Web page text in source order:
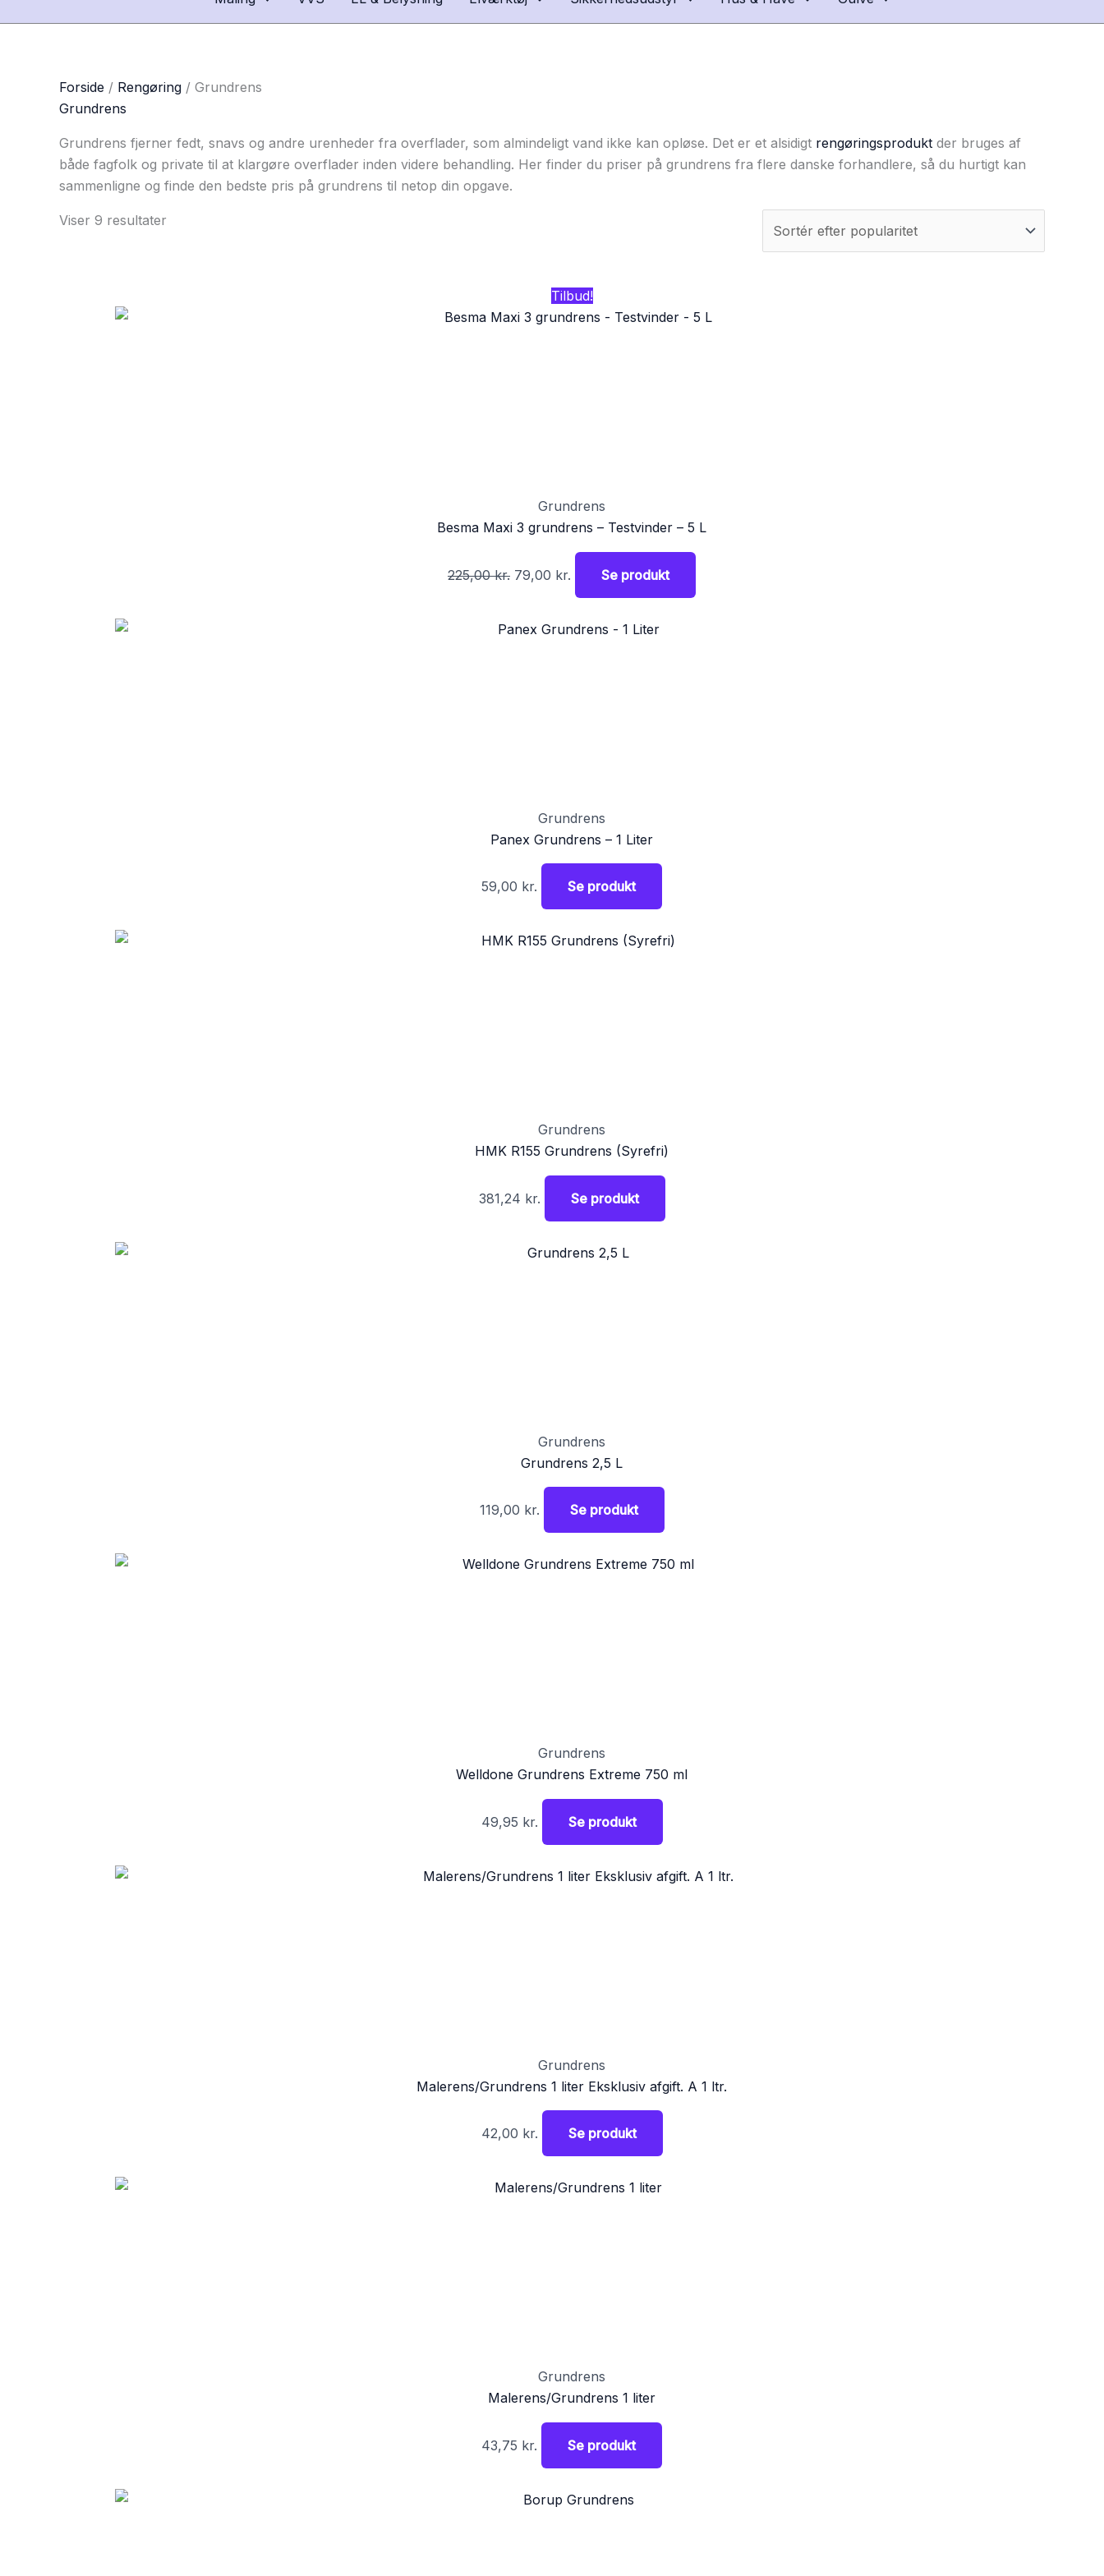
Forside / Rengøring / Grundrens
Grundrens
Grundrens fjerner fedt, snavs og andre urenheder fra overflader, som almindeligt vand ikke kan opløse. Det er et alsidigt rengøringsprodukt der bruges af
både fagfolk og private til at klargøre overflader inden videre behandling. Her finder du priser på grundrens fra flere danske forhandlere, så du hurtigt kan
sammenligne og finde den bedste pris på grundrens til netop din opgave.
Viser 9 resultater
Tilbud!
Grundrens
Besma Maxi 3 grundrens – Testvinder – 5 L
225,00kr.
oprindelige
pris
79,00 kr.
Den
aktuelle
pris
Se produkt
Grundrens
Panex Grundrens – 1 Liter
59,00 kr. Se produkt
Grundrens
HMK R155 Grundrens (Syrefri)
381,24 kr. Se produkt
Grundrens
Grundrens 2,5 L
119,00 kr. Se produkt
Grundrens
Welldone Grundrens Extreme 750 ml
49,95 kr. Se produkt
Grundrens
Malerens/Grundrens 1 liter Eksklusiv afgift. A 1 ltr.
42,00 kr. Se produkt
Grundrens
Malerens/Grundrens 1 liter
43,75 kr. Se produkt